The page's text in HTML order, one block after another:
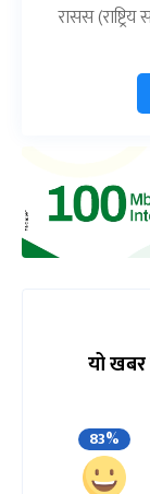
रासस
यो
83%